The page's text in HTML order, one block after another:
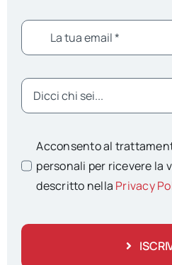
Acconsento al
personali per ricevere la
descritto nella Privacy